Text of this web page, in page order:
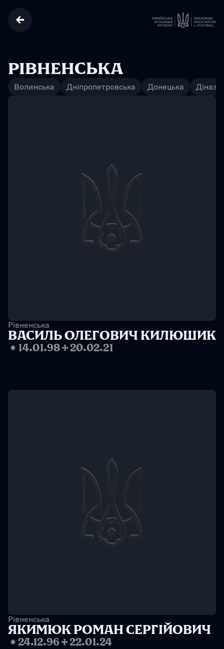
Рівненська
ВАСИЛЬ ОЛЕГОВИЧ КИЛЮШИК
❋ 14.01.98✢20.02.21
Рівненська
ЯКИМЮК РОМАН СЕРГІЙОВИЧ
❋24.12.96✢22.01.24
РІВНЕНСЬКА
Волинська Дніпропетровська Донецька Діназ